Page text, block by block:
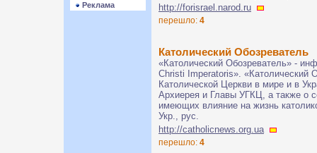
Реклама
http://forisrael.narod.ru
перешло: 4
Католический Обозреватель
«Католический Обозреватель» -
Christi Imperatoris». «Католический
Католической Церкви в мире и в
Архиерея и Главы УГКЦ, а также о
имеющих влияние на жизнь
Укр., рус.
http://catholicnews.org.ua
перешло: 4